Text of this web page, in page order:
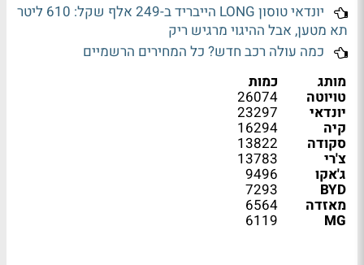
יונדאי טוסון LONG הייבריד ב-249 אלף שקל: 610 ליטר
תא מטען, אבל ההיגוי מרגיש ריק
כמה עולה רכב חדש? כל המחירים הרשמיים
מותג
כמות
טויוטה 26074
יונדאי 23297
קיה 16294
סקודה 13822
צ'רי 13783
ג'אקו 9496
BYD
7293
מאזדה 6564
MG
6119